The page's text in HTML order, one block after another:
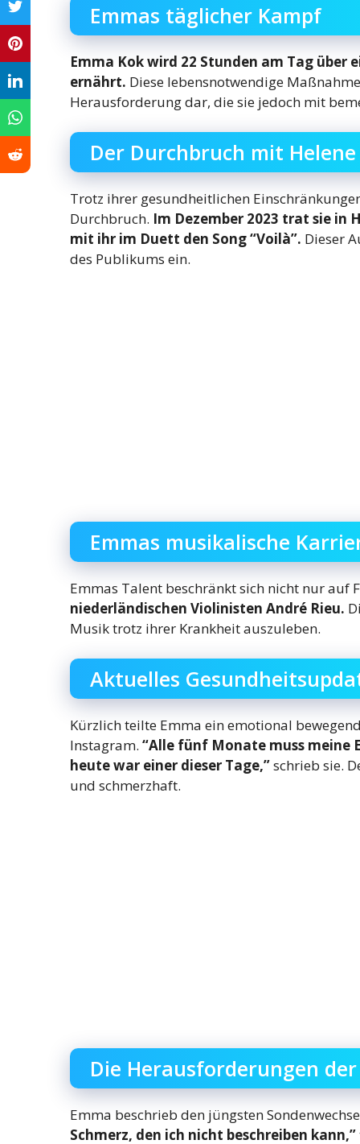
Emmas täglicher Kampf
Emma Kok wird 22 Stunden am Tag
ernährt. Diese lebensnotwendige
Herausforderung dar, die sie jedoch mit
Der Durchbruch mit Helene
Trotz ihrer gesundheitlichen
Durchbruch. Im Dezember 2023 trat sie in
mit ihr im Duett den Song “Voilà”. Dieser
des Publikums ein.
Emmas musikalische
Emmas Talent beschränkt sich nicht nur auf
niederländischen Violinisten André Rieu.
Musik trotz ihrer Krankheit auszuleben.
Aktuelles
Kürzlich teilte Emma ein emotional
Instagram. “Alle fünf Monate muss meine
heute war einer dieser Tage,”schrieb sie.
und schmerzhaft.
Die Herausforderungen
Emma beschrieb den jüngsten
Schmerz, den ich nicht beschreiben kann,”